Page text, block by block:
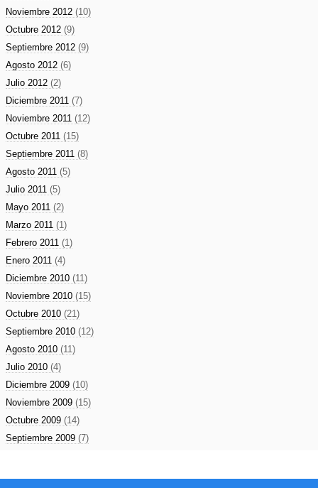
Noviembre 2012 (10)
Octubre 2012 (9)
Septiembre 2012 (9)
Agosto 2012 (6)
Julio 2012 (2)
Diciembre 2011 (7)
Noviembre 2011 (12)
Octubre 2011 (15)
Septiembre 2011 (8)
Agosto 2011 (5)
Julio 2011 (5)
Mayo 2011 (2)
Marzo 2011 (1)
Febrero 2011 (1)
Enero 2011 (4)
Diciembre 2010 (11)
Noviembre 2010 (15)
Octubre 2010 (21)
Septiembre 2010 (12)
Agosto 2010 (11)
Julio 2010 (4)
Diciembre 2009 (10)
Noviembre 2009 (15)
Octubre 2009 (14)
Septiembre 2009 (7)